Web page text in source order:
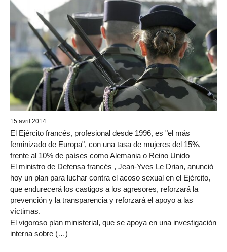
15 avril 2014
El Ejército francés, profesional desde 1996, es "el más
feminizado de Europa", con una tasa de mujeres del 15%,
frente al 10% de países como Alemania o Reino Unido
El ministro de Defensa francés , Jean-Yves Le Drian, anunció
hoy un plan para luchar contra el acoso sexual en el Ejército,
que endurecerá los castigos a los agresores, reforzará la
prevención y la transparencia y reforzará el apoyo a las
víctimas.
El vigoroso plan ministerial, que se apoya en una investigación
interna sobre (…)